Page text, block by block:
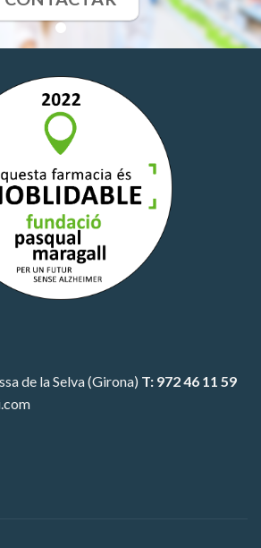
de la Selva (Girona) T: 972 46 11 59